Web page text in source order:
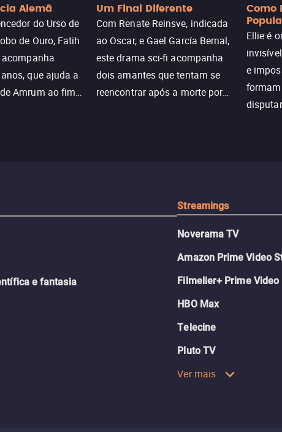
Alemã
do Urso de
de Ouro, Fatih
que ajuda a
Amrum ao fim
Um Final Diferente
Com Renate Reinsve, indicada
ao Oscar, e Gael García Bernal,
este drama sci-fi acompanha
dois amantes que tentam se
reencontrar após a morte por
Como
Ellie é
e
e fantasia
Streamings
Noverama TV
Amazon Prime Video
Filmelier+ Prime Video
HBO Max
Telecine
Pluto TV
Ver mais